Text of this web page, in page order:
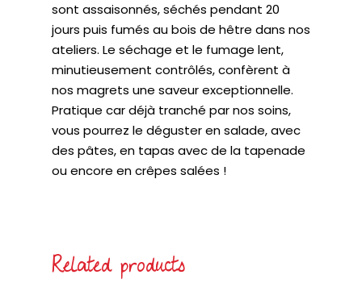
sont assaisonnés, séchés pendant 20
jours puis fumés au bois de hêtre dans nos
ateliers. Le séchage et le fumage lent,
minutieusement contrôlés, confèrent à
nos magrets une saveur exceptionnelle.
Pratique car déjà tranché par nos soins,
vous pourrez le déguster en salade, avec
des pâtes, en tapas avec de la tapenade
ou encore en crêpes salées !
Related products